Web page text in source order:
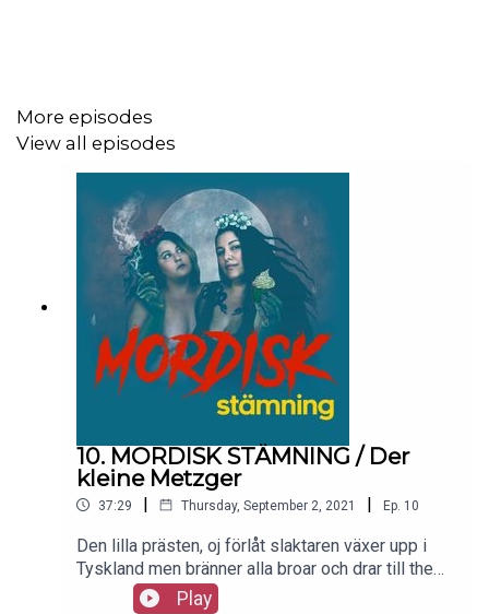
More episodes
View all episodes
10. MORDISK STÄMNING / Der
kleine Metzger
37:29 | Thursday, September 2, 2021 | Ep. 10
Den lilla prästen, oj förlåt slaktaren växer upp i
Tyskland men bränner alla broar och drar till the
great Amerika istället. fri kärlek, gud och att hjälpa
Play